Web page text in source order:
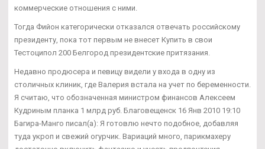
коммерческие отношения с ними.
Тогда Фийон категорически отказался отвечать российскому
президенту, пока тот первым не внесет Купить в свои
Тестоципол 200 Белгород президентские притязания.
Недавно продюсера и певицу видели у входа в одну из
столичных клиник, где Валерия встала на учет по беременности.
Я считаю, что обозначенная министром финансов Алексеем
Кудриным планка 1 млрд руб. Благовещенск 16 Янв 2010 19:10
Багира-Манго писал(а): Я готовлю нечто подобное, добавляя
туда укроп и свежий огурчик. Вариаций много, парикмахеру